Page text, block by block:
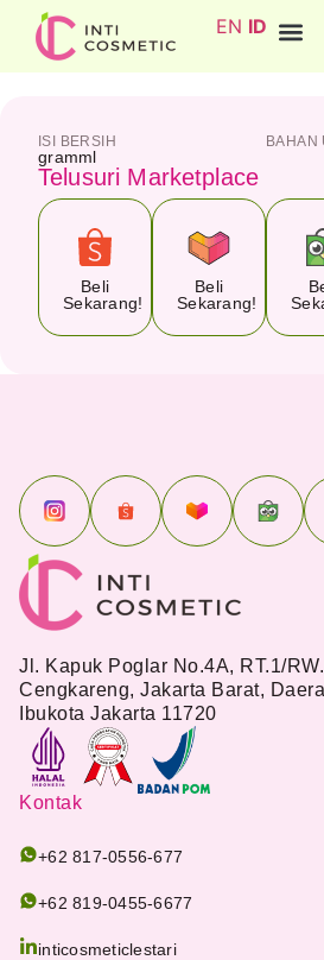
EN ID
ISI BERSIH
gramml
BAHAN
Telusuri Marketplace
Beli
Sekarang!
Beli
Sekarang!
Jl. Kapuk Poglar No.4A, RT.1/
Cengkareng, Jakarta Barat,
Ibukota Jakarta 11720
Kontak
+62 817-0556-677
+62 819-0455-6677
inticosmeticlestari